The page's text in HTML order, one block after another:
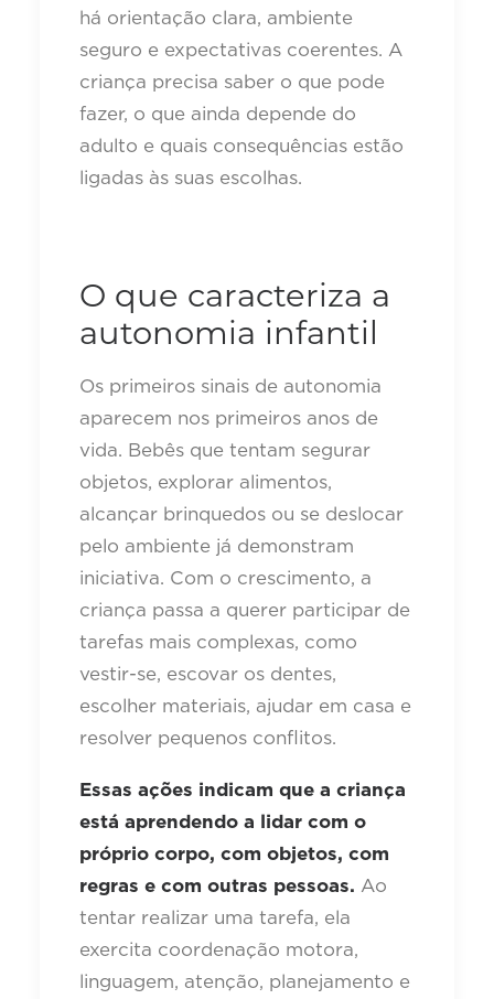
há orientação clara, ambiente
seguro e expectativas coerentes. A
criança precisa saber o que pode
fazer, o que ainda depende do
adulto e quais consequências estão
ligadas às suas escolhas.
O que caracteriza a
autonomia infantil
Os primeiros sinais de autonomia
aparecem nos primeiros anos de
vida. Bebês que tentam segurar
objetos, explorar alimentos,
alcançar brinquedos ou se deslocar
pelo ambiente já demonstram
iniciativa. Com o crescimento, a
criança passa a querer participar de
tarefas mais complexas, como
vestir-se, escovar os dentes,
escolher materiais, ajudar em casa e
resolver pequenos conflitos.
Essas ações indicam que a criança
está aprendendo a lidar com o
próprio corpo, com objetos, com
regras e com outras pessoas. Ao
tentar realizar uma tarefa, ela
exercita coordenação motora,
linguagem, atenção, planejamento e